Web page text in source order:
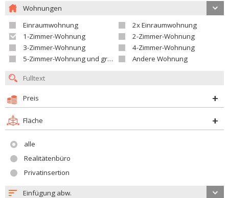
Wohnungen
Einraumwohnung
2x Einraumwohnung
1-Zimmer-Wohnung
2-Zimmer-Wohnung
3-Zimmer-Wohnung
4-Zimmer-Wohnung
5-Zimmer-Wohnung und größer
Andere Wohnung
Preis
Fläche
alle
Realitätenbüro
Privatinsertion
Einfügung abw.